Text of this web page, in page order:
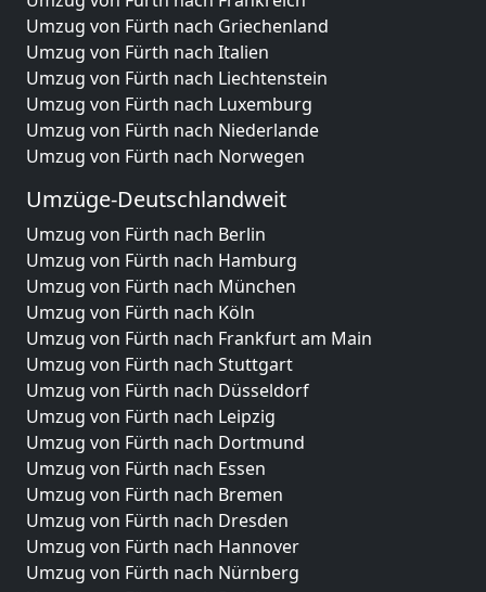
Umzug von Fürth nach Griechenland
Umzug von Fürth nach Italien
Umzug von Fürth nach Liechtenstein
Umzug von Fürth nach Luxemburg
Umzug von Fürth nach Niederlande
Umzug von Fürth nach Norwegen
Umzüge-Deutschlandweit
Umzug von Fürth nach Berlin
Umzug von Fürth nach Hamburg
Umzug von Fürth nach München
Umzug von Fürth nach Köln
Umzug von Fürth nach Frankfurt am Main
Umzug von Fürth nach Stuttgart
Umzug von Fürth nach Düsseldorf
Umzug von Fürth nach Leipzig
Umzug von Fürth nach Dortmund
Umzug von Fürth nach Essen
Umzug von Fürth nach Bremen
Umzug von Fürth nach Dresden
Umzug von Fürth nach Hannover
Umzug von Fürth nach Nürnberg